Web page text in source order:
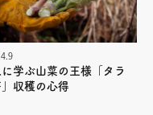
学ぶ山菜の王様「タラ
」収穫の心得